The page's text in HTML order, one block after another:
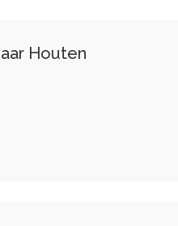
Houten